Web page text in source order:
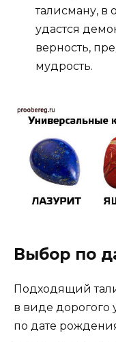
талисману, в
удастся
верность,
мудрость.
Выбор по
Подходящий
в виде
по дате